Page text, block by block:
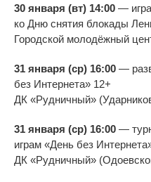
30 января (вт) 14:00 — игра
ко Дню снятия блокады
Городской молодёжный
31 января (ср) 16:00 —
без Интернета» 12+
ДК «Рудничный»
31 января (ср) 16:00 —
играм «День без Интернета
ДК «Рудничный»